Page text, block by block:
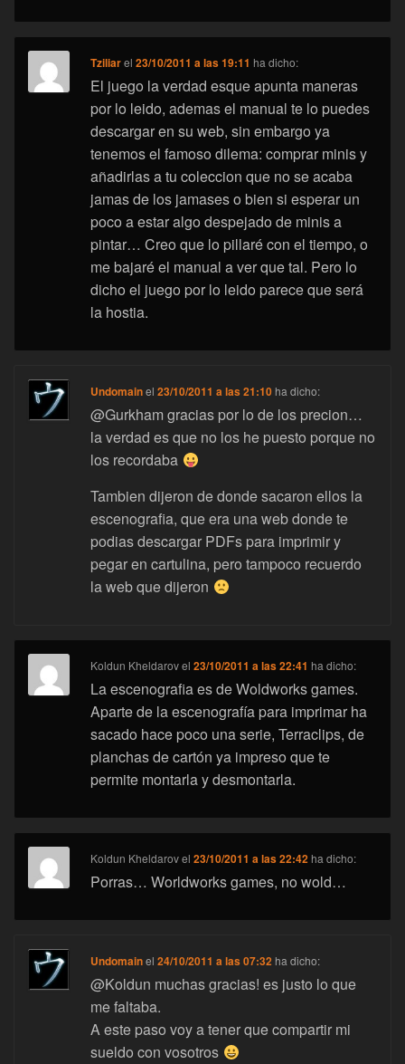
Tziliarel23/10/2011 a las 19:11 ha dicho:
El juego la verdad esque apunta maneras
por lo leido, ademas el manual te lo puedes
descargar en su web, sin embargo ya
tenemos el famoso dilema: comprar minis y
añadirlas a tu coleccion que no se acaba
jamas de los jamases o bien si esperar un
poco a estar algo despejado de minis a
pintar… Creo que lo pillaré con el tiempo, o
me bajaré el manual a ver que tal. Pero lo
dicho el juego por lo leido parece que será
la hostia.
Undomainel23/10/2011 a las 21:10 ha dicho:
@Gurkham gracias por lo de los precion…
la verdad es que no los he puesto porque no
los recordaba
Tambien dijeron de donde sacaron ellos la
escenografia, que era una web donde te
podias descargar PDFs para imprimir y
pegar en cartulina, pero tampoco recuerdo
la web que dijeron
Koldun Kheldarovel23/10/2011 a las 22:41 ha dicho:
La escenografia es de Woldworks games.
Aparte de la escenografía para imprimar ha
sacado hace poco una serie, Terraclips, de
planchas de cartón ya impreso que te
permite montarla y desmontarla.
Koldun Kheldarovel23/10/2011 a las 22:42 ha dicho:
Porras… Worldworks games, no wold…
Undomainel24/10/2011 a las 07:32 ha dicho:
@Koldun muchas gracias! es justo lo que
me faltaba.
A este paso voy a tener que compartir mi
sueldo con vosotros